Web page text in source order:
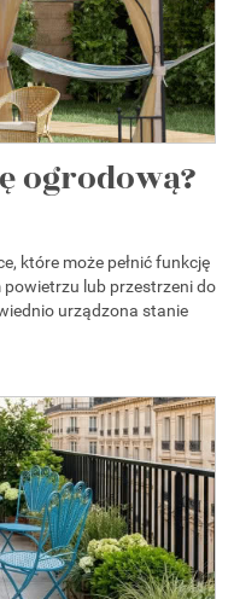
ogrodową?
które może pełnić funkcję
lub przestrzeni do
urządzona stanie